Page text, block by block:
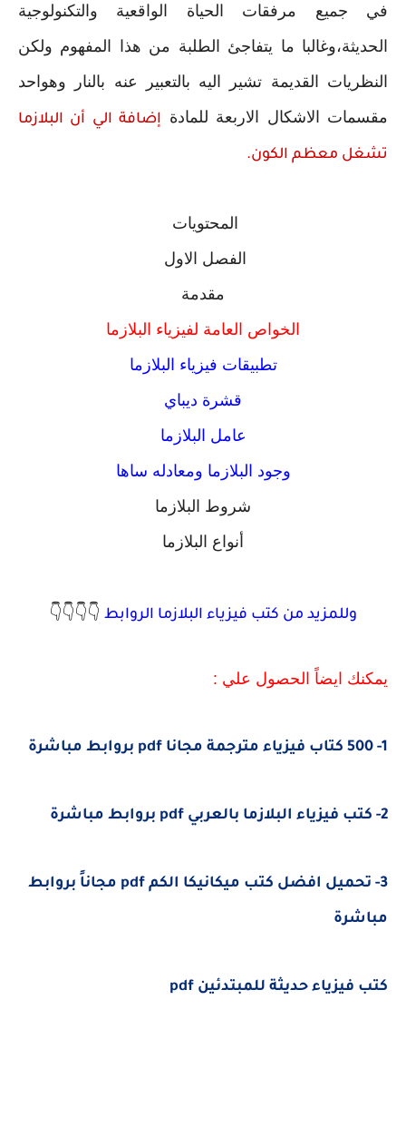
في جميع مرفقات الحياة الواقعية والتكنولوجية
الحديثة،وغالبا ما يتفاجئ الطلبة من هذا المفهوم ولكن
النظريات القديمة تشير اليه بالتعبير عنه بالنار وهواحد
مقسمات الاشكال الاربعة للمادة
إضافة الي أن البلازما
تشغل معظم الكون.
المحتويات
الفصل الاول
مقدمة
الخواص العامة لفيزياء البلازما
تطبيقات فيزياء البلازما
قشرة ديباي
عامل البلازما
وجود البلازما ومعادله ساها
شروط البلازما
أنواع البلازما
وللمزيد من كتب فيزياء البلازما الروابط 👇👇👇👇
يمكنك ايضاً الحصول علي :
1- 500 كتاب فيزياء مترجمة مجانا pdf بروابط مباشرة
2- كتب فيزياء البلازما بالعربي pdf بروابط مباشرة
3- تحميل افضل كتب ميكانيكا الكم pdf مجاناً بروابط
مباشرة
كتب فيزياء حديثة للمبتدئين pdf